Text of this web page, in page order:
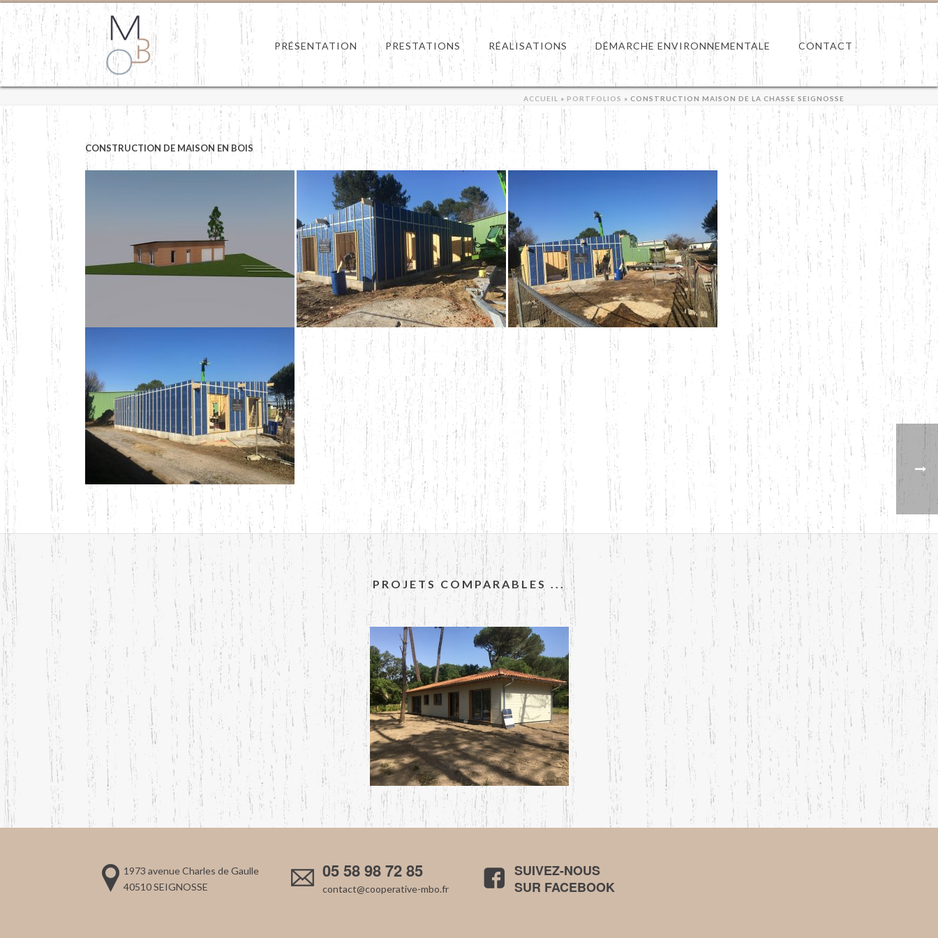
PRÉSENTATION PRESTATIONS RÉALISATIONS DÉMARCHE ENVIRONNEMENTALE CONTACT
ACCUEIL » PORTFOLIOS » CONSTRUCTION MAISON DE LA CHASSE SEIGNOSSE
CONSTRUCTION DE MAISON EN BOIS
PROJETS COMPARABLES ...
1973 avenue Charles de Gaulle
40510 SEIGNOSSE
05 58 98 72 85
contact@cooperative-mbo.fr
SUIVEZ-NOUS
SUR FACEBOOK